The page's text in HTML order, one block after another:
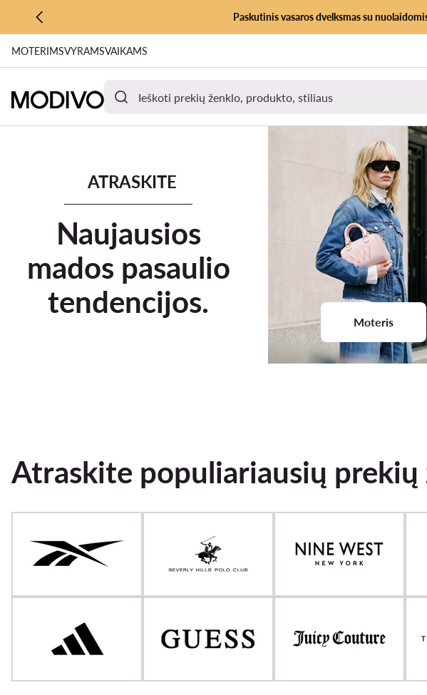
PEREITI PRIE PAGRINDINIO TURINIO
PEREITI Į PAIEŠKĄ
Paskutinis vasaros dvelksmas su
MOTERIMSVYRAMSVAIKAMS
ATRASKITE
Naujausios
mados pasaulio
tendencijos.
Moteris
Atraskite populiariausių prekių